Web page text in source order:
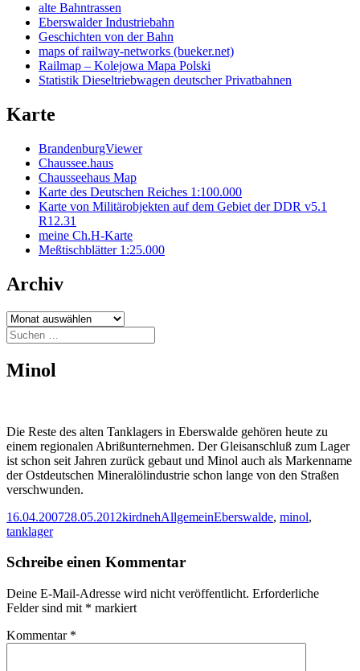
alte Bahntrassen
Eberswalder Industriebahn
Geschichten von der Bahn
maps of railway-networks (bueker.net)
Railmap – Kolejowa Mapa Polski
Statistik Dieseltriebwagen deutscher Privatbahnen
Karte
BrandenburgViewer
Chaussee.haus
Chausseehaus Map
Karte des Deutschen Reiches 1:100.000
Karte von Militärobjekten auf dem Gebiet der DDR v5.1
R12.31
meine Ch.H-Karte
Meßtischblätter 1:25.000
Archiv
Archiv
Suchen
nach:
Minol
Die Reste des alten Tanklagers in Eberswalde gehören heute zu
einem regionalen Abrißunternehmen. Der Gleisanschluß zum Lager
ist schon seit Jahren zurück gebaut und Minol auch als Markenname
der Ostdeutschen Mineralölindustrie schon lange von den Straßen
verschwunden.
Veröffentlicht
am
16.04.200728.05.2012Autor
kirdnehKategorien
AllgemeinSchlagwörter
Eberswalde, minol,
tanklager
Schreibe einen Kommentar
Deine E-Mail-Adresse wird nicht veröffentlicht. Erforderliche
Felder sind mit * markiert
Kommentar *